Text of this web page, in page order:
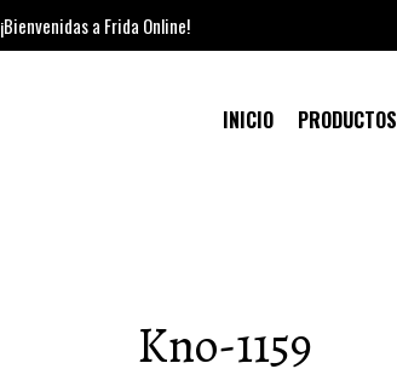
¡Bienvenidas a Frida Online!
INICIO PRODUCTOS
Kno-1159